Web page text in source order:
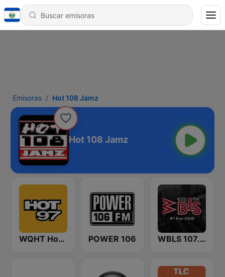
Emisoras Hot 108 Jamz
Hot 108 Jamz
WQHT Hot 97 FM POWER 106 WBLS 107.5 FM (US Only)